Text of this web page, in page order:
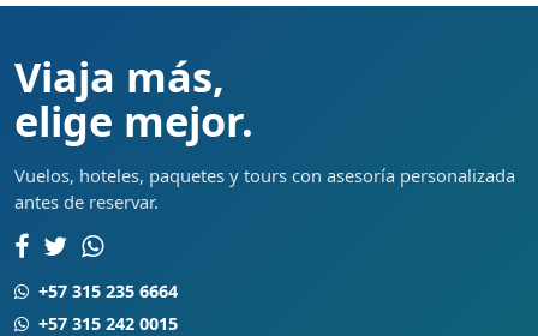
Viaja más,
elige mejor.
Vuelos, hoteles, paquetes y tours con asesoría personalizada
antes de reservar.
+57 315 235 6664
+57 315 242 0015